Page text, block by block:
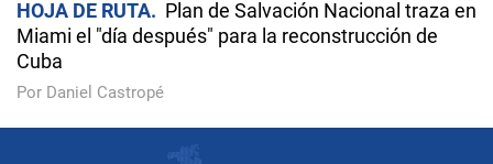
HOJA DE RUTA
Plan de Salvación Nacional traza en
Miami el "día después" para la reconstrucción de
Cuba
Por Daniel Castropé